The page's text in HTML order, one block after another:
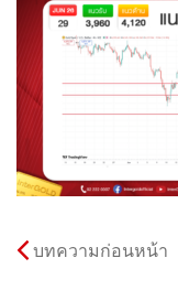
บทความก่อนหน้า